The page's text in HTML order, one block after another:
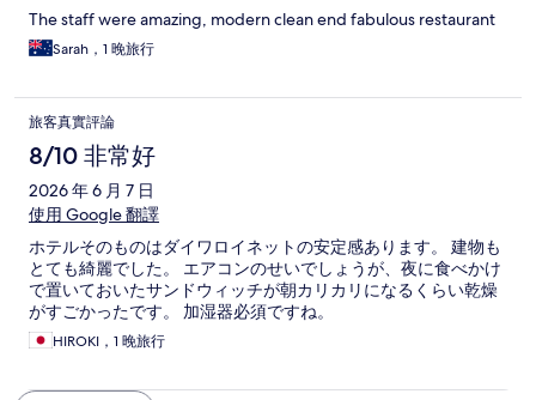
The staff were amazing, modern clean end fabulous restaurant
Sarah，1 晚旅行
旅客真實評論
8/10 非常好
2026 年 6 月 7 日
使用 Google 翻譯
ホテルそのものはダイワロイネットの安定感あります。 建物も
とても綺麗でした。 エアコンのせいでしょうが、夜に食べかけ
で置いておいたサンドウィッチが朝カリカリになるくらい乾燥
がすごかったです。 加湿器必須ですね。
HIROKI，1 晚旅行